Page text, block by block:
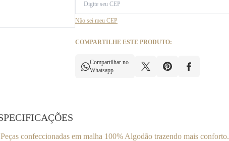
Não sei meu CEP
COMPARTILHE ESTE PRODUTO:
Compartilhar no
Whatsapp
confeccionadas em malha 100% Algodão trazendo mais conforto.